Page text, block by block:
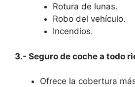
Rotura de lunas.
Robo del vehículo.
Incendios.
3.- Seguro de coche a todo
Ofrece la cobertura